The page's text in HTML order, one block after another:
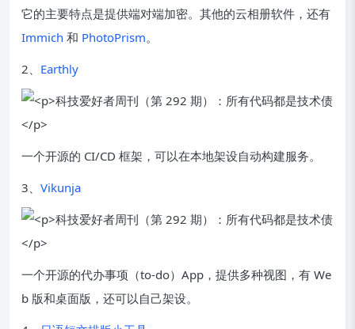
它的主要特点是提供端对端加密。其他的云相册软件，还有
Immich 和 PhotoPrism。
2、 Earthly
一个开源的 CI/CD 框架，可以在本地架设自动构建服务。
3、 Vikunja
一个开源的代办事项（to-do）App，提供多种视图，有 We
b 版和桌面版，还可以自己架设。